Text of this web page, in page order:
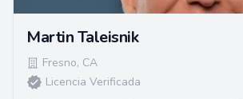
Martin Taleisnik
Fresno, CA
Licencia Verificada